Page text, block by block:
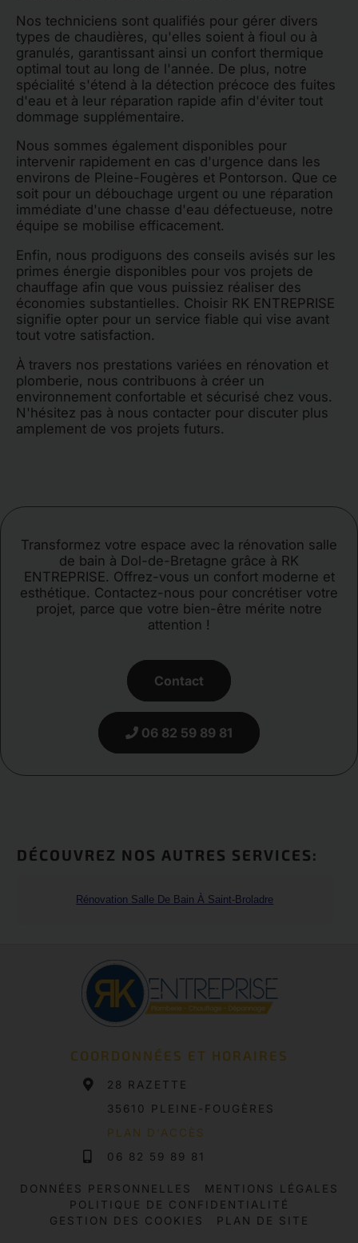
Nos techniciens sont qualifiés pour gérer divers
types de chaudières, qu'elles soient à fioul ou à
granulés, garantissant ainsi un confort thermique
optimal tout au long de l'année. De plus, notre
spécialité s'étend à la détection précoce des fuites
d'eau et à leur réparation rapide afin d'éviter tout
dommage supplémentaire.
Nous sommes également disponibles pour
intervenir rapidement en cas d'urgence dans les
environs de Pleine-Fougères et Pontorson. Que ce
soit pour un débouchage urgent ou une réparation
immédiate d'une chasse d'eau défectueuse, notre
équipe se mobilise efficacement.
Enfin, nous prodiguons des conseils avisés sur les
primes énergie disponibles pour vos projets de
chauffage afin que vous puissiez réaliser des
économies substantielles. Choisir RK ENTREPRISE
signifie opter pour un service fiable qui vise avant
tout votre satisfaction.
À travers nos prestations variées en rénovation et
plomberie, nous contribuons à créer un
environnement confortable et sécurisé chez vous.
N'hésitez pas à nous contacter pour discuter plus
amplement de vos projets futurs.
Transformez votre espace avec la rénovation salle
de bain à Dol-de-Bretagne grâce à RK
ENTREPRISE. Offrez-vous un confort moderne et
esthétique. Contactez-nous pour concrétiser votre
projet, parce que votre bien-être mérite notre
attention !
Contact
06 82 59 89 81
DÉCOUVREZ NOS AUTRES SERVICES:
Rénovation Salle De Bain À Saint-Broladre
COORDONNÉES ET HORAIRES
28 RAZETTE
35610 PLEINE-FOUGÈRES
PLAN D'ACCÈS
06 82 59 89 81
DONNÉES PERSONNELLES
MENTIONS LÉGALES
POLITIQUE DE CONFIDENTIALITÉ
GESTION DES COOKIES
PLAN DE SITE